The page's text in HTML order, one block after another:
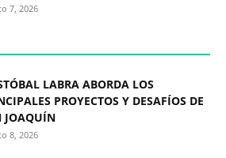
7, 2026
LABRA ABORDA LOS
PROYECTOS Y DESAFÍOS DE
JOAQUÍN
8, 2026